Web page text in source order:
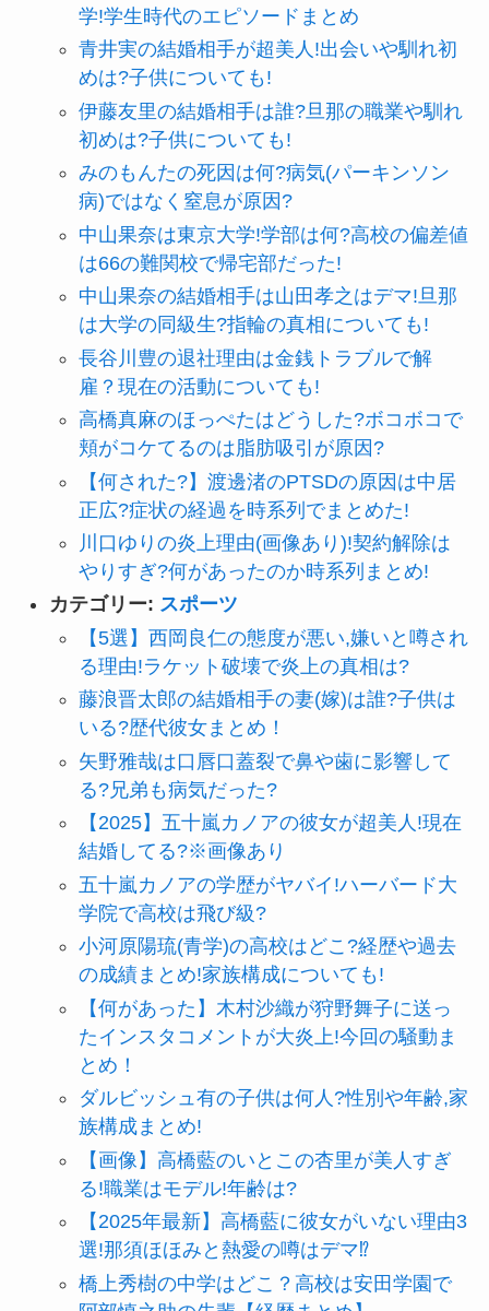
学!学生時代のエピソードまとめ
青井実の結婚相手が超美人!出会いや馴れ初
めは?子供についても!
伊藤友里の結婚相手は誰?旦那の職業や馴れ
初めは?子供についても!
みのもんたの死因は何?病気(パーキンソン
病)ではなく窒息が原因?
中山果奈は東京大学!学部は何?高校の偏差値
は66の難関校で帰宅部だった!
中山果奈の結婚相手は山田孝之はデマ!旦那
は大学の同級生?指輪の真相についても!
長谷川豊の退社理由は金銭トラブルで解
雇？現在の活動についても!
高橋真麻のほっぺたはどうした?ボコボコで
頬がコケてるのは脂肪吸引が原因?
【何された?】渡邊渚のPTSDの原因は中居
正広?症状の経過を時系列でまとめた!
川口ゆりの炎上理由(画像あり)!契約解除は
やりすぎ?何があったのか時系列まとめ!
カテゴリー: スポーツ
【5選】西岡良仁の態度が悪い,嫌いと噂され
る理由!ラケット破壊で炎上の真相は?
藤浪晋太郎の結婚相手の妻(嫁)は誰?子供は
いる?歴代彼女まとめ！
矢野雅哉は口唇口蓋裂で鼻や歯に影響して
る?兄弟も病気だった?
【2025】五十嵐カノアの彼女が超美人!現在
結婚してる?※画像あり
五十嵐カノアの学歴がヤバイ!ハーバード大
学院で高校は飛び級?
小河原陽琉(青学)の高校はどこ?経歴や過去
の成績まとめ!家族構成についても!
【何があった】木村沙織が狩野舞子に送っ
たインスタコメントが大炎上!今回の騒動ま
とめ！
ダルビッシュ有の子供は何人?性別や年齢,家
族構成まとめ!
【画像】高橋藍のいとこの杏里が美人すぎ
る!職業はモデル!年齢は?
【2025年最新】高橋藍に彼女がいない理由3
選!那須ほほみと熱愛の噂はデマ⁉
橋上秀樹の中学はどこ？高校は安田学園で